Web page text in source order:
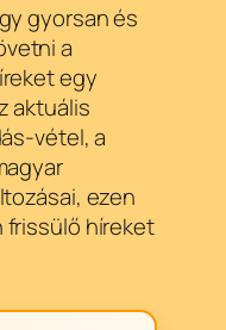
gyorsan és
a
egy
aktuális
vétel, a
ezen
frissülő híreket